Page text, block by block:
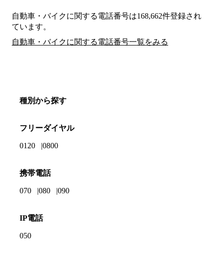
自動車・バイクに関する電話番号は168,662件登録され
ています。
自動車・バイクに関する電話番号一覧をみる
種別から探す
フリーダイヤル
0120 0800
携帯電話
070 080 090
IP電話
050